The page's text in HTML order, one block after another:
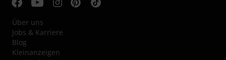
Über uns
Jobs & Karriere
Blog
Kleinanzeigen